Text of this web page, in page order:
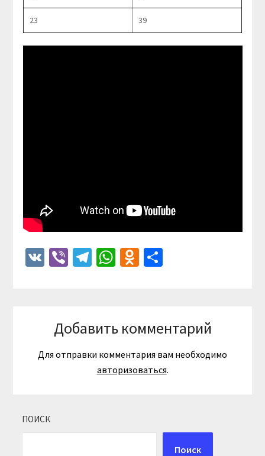
23 39
VKViberTelegram
WhatsApp
Odnoklassniki
Отправить
Добавить комментарий
Для отправки комментария вам необходимо
авторизоваться.
ПОИСК
Поиск